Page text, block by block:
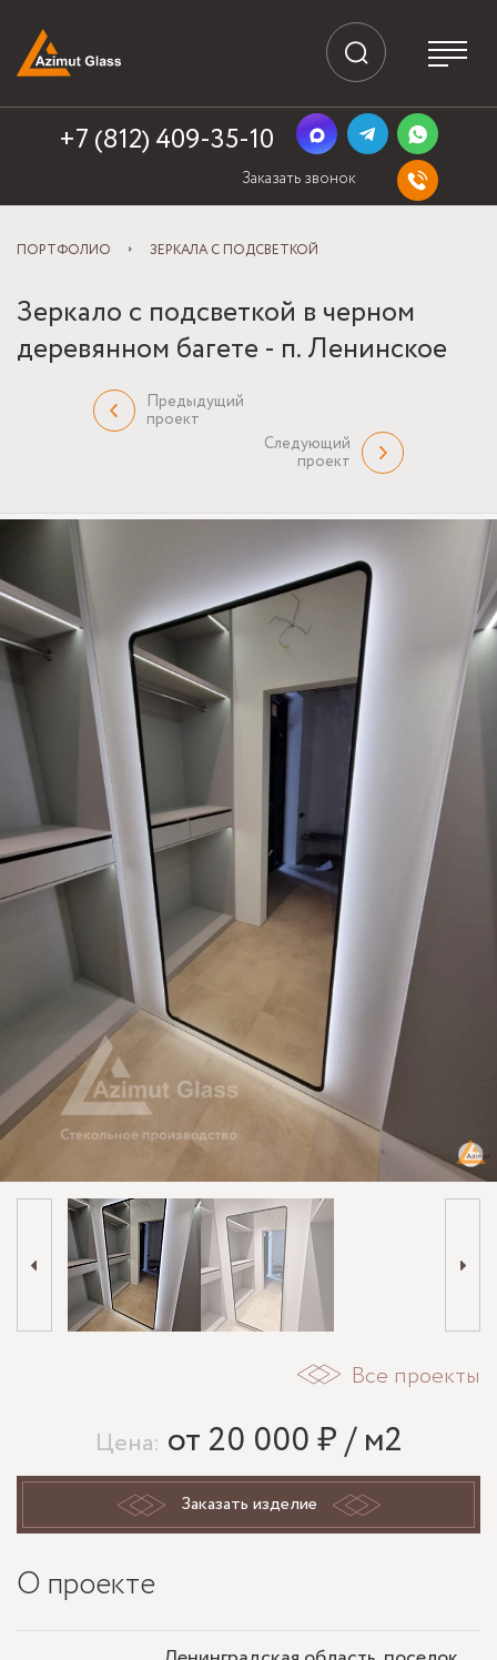
+7 (812) 409-35-10
Заказать звонок
ПОРТФОЛИО ЗЕРКАЛА С ПОДСВЕТКОЙ
Зеркало с подсветкой в черном
деревянном багете - п. Ленинское
Предыдущий
проект
Следующий
проект
Все проекты
Цена: от 20 000 ₽ / м2
Заказать изделие
О проекте